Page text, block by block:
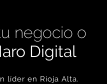
negocio o
Digital
líder en Rioja Alta.